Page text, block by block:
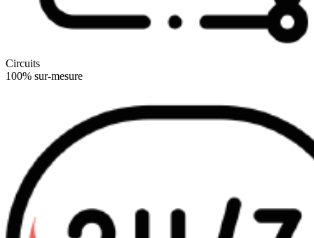
Circuits
100% sur-mesure